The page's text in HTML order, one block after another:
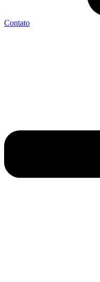
Contato